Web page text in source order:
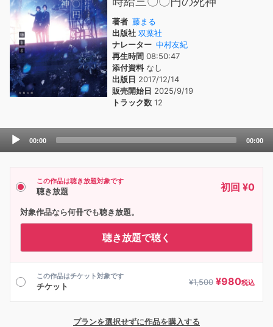
著者 藤まる
出版社 双葉社
ナレーター 中村友紀
再生時間 08:50:47
添付資料なし
出版日 2017/12/14
販売開始日 2025/9/19
トラック数 12
Audio
00:00 00:00
この作品は聴き放題対象です
聴き放題 初回 ¥0
対象作品なら何冊でも聴き放題。
聴き放題で聴く
この作品はチケット対象です
チケット ¥1,500 ¥980税込
プランを選択せずに作品を購入する